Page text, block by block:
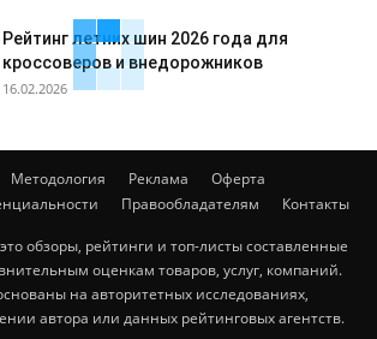
Рейтинг летних шин 2026 года для
кроссоверов и внедорожников
16.02.2026
Методология Реклама
Оферта
Правообладателям Контакты
обзоры, рейтинги и топ-листы составленные
оценкам товаров, услуг, компаний.
на авторитетных исследованиях,
автора или данных рейтинговых агентств.